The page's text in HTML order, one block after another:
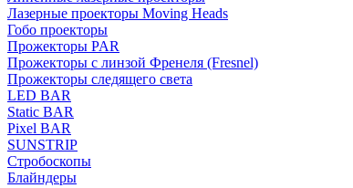
Лазерные проекторы Moving Heads
Гобо проекторы
Прожекторы PAR
Прожекторы с линзой Френеля (Fresnel)
Прожекторы следящего света
LED BAR
Static BAR
Pixel BAR
SUNSTRIP
Стробоскопы
Блайндеры